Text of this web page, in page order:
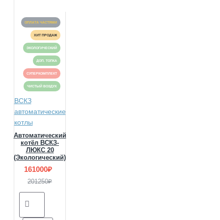
ОПЛАТА ЧАСТЯМИ
ХИТ ПРОДАЖ
ЭКОЛОГИЧЕСКИЙ
ДОП. ТОПКА
СУПЕРКОМПЛЕКТ
ЧИСТЫЙ ВОЗДУХ
ВСКЗ
автоматические
котлы
Автоматический
котёл ВСКЗ-
ЛЮКС 20
(Экологический)
161000₽
201250₽